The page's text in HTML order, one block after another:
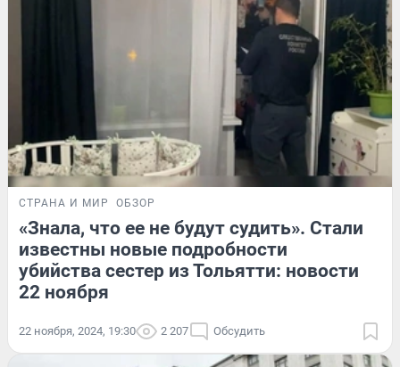
СТРАНА И МИР ОБЗОР
«Знала, что ее не будут судить». Стали
известны новые подробности
убийства сестер из Тольятти: новости
22 ноября
22 ноября, 2024, 19:30 2 207 Обсудить